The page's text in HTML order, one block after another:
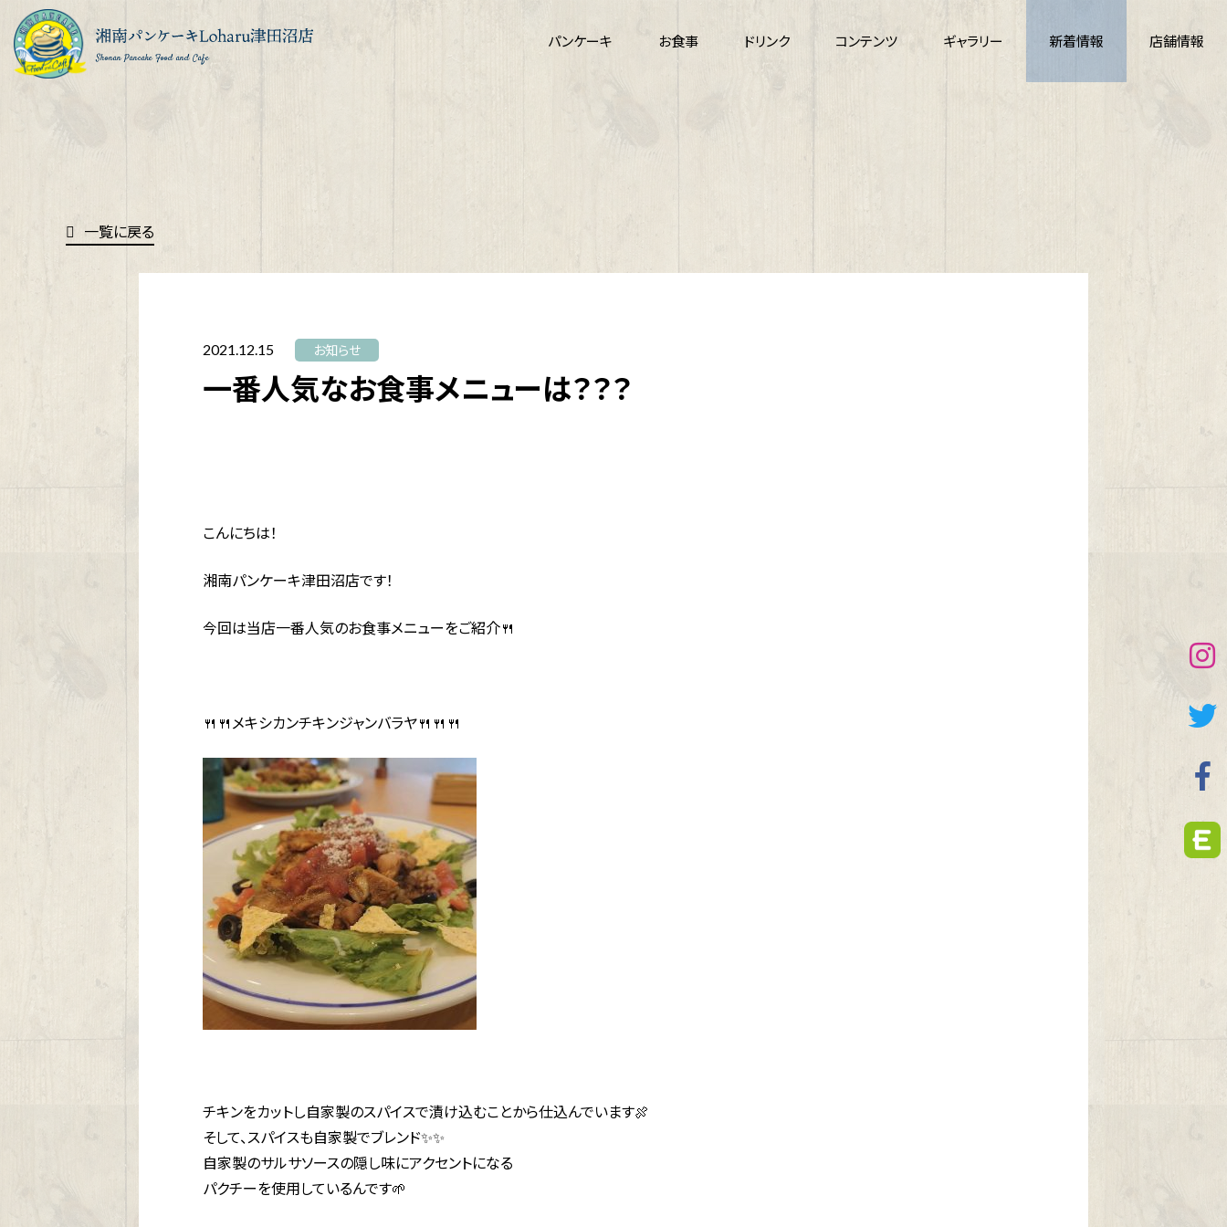
Shonan Pancake Food and Cafe
パンケーキ お食事 ドリンク コンテンツ ギャラリー 新着情報 店舗情報
一覧に戻る
2021.12.15 お知らせ
一番人気なお食事メニューは？？？
こんにちは！
湘南パンケーキ津田沼店です！
今回は当店一番人気のお食事メニューをご紹介🍴
🍴🍴メキシカンチキンジャンバラヤ🍴🍴🍴
チキンをカットし自家製のスパイスで漬け込むことから仕込んでいます🍖
そして、スパイスも自家製でブレンド✨✨
自家製のサルサソースの隠し味にアクセントになる
パクチーを使用しているんです🌱